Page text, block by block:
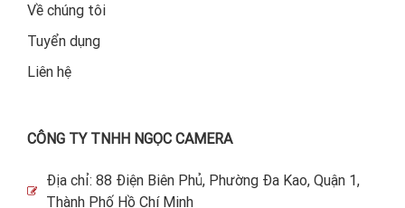
Về chúng tôi
Tuyển dụng
Liên hệ
CÔNG TY TNHH NGỌC CAMERA
Địa chỉ: 88 Điện Biên Phủ, Phường Đa Kao, Quận 1,
Thành Phố Hồ Chí Minh